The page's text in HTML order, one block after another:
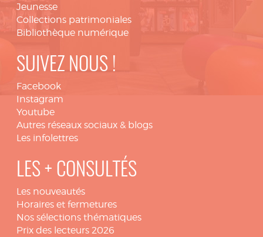
Jeunesse
Collections patrimoniales
Bibliothèque numérique
SUIVEZ NOUS !
Facebook
Instagram
Youtube
Autres réseaux sociaux & blogs
Les infolettres
LES + CONSULTÉS
Les nouveautés
Horaires et fermetures
Nos sélections thématiques
Prix des lecteurs 2026